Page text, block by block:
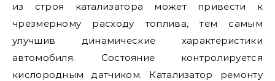
из строя катализатора может привести к
чрезмерному расходу топлива, тем самым
улучшив динамические характеристики
автомобиля. Состояние контролируется
кислородным датчиком. Катализатор ремонту